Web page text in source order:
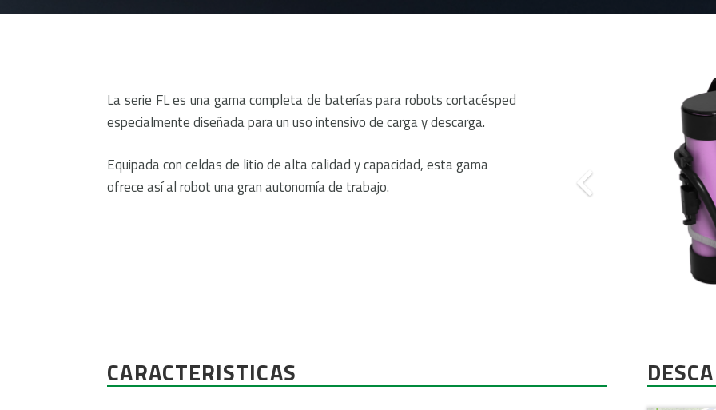
La serie FL es una gama completa de baterías para robots cortacésped
especialmente diseñada para un uso intensivo de carga y descarga.
Equipada con celdas de litio de alta calidad y capacidad, esta gama
ofrece así al robot una gran autonomía de trabajo.
CARACTERISTICAS